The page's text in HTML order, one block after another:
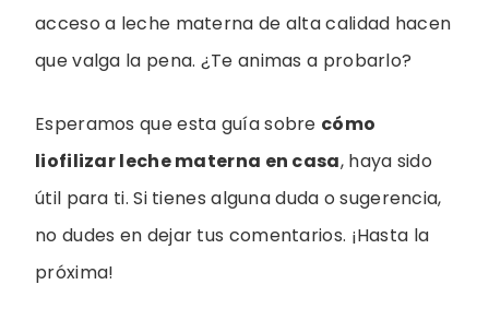
acceso a leche materna de alta calidad hacen
que valga la pena. ¿Te animas a probarlo?
Esperamos que esta guía sobre cómo
liofilizar leche materna en casa, haya sido
útil para ti. Si tienes alguna duda o sugerencia,
no dudes en dejar tus comentarios. ¡Hasta la
próxima!